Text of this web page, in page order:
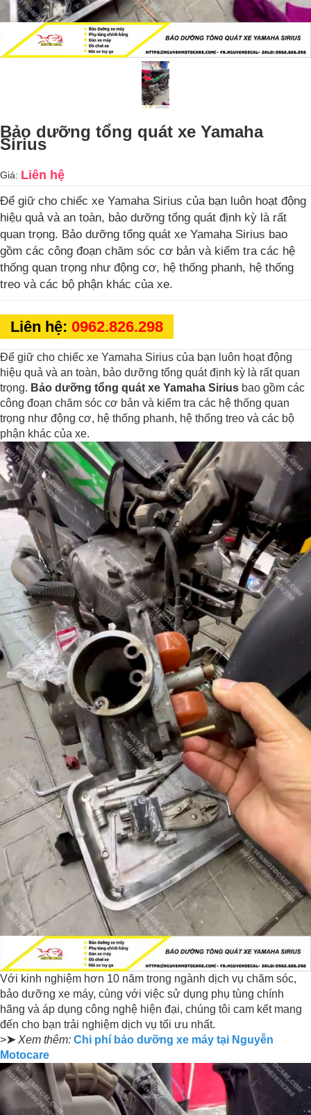
Bảo dưỡng tổng quát xe Yamaha
Sirius
Giá: Liên hệ
Để giữ cho chiếc xe Yamaha Sirius của bạn luôn hoạt động
hiệu quả và an toàn, bảo dưỡng tổng quát định kỳ là rất
quan trọng. Bảo dưỡng tổng quát xe Yamaha Sirius bao
gồm các công đoạn chăm sóc cơ bản và kiểm tra các hệ
thống quan trọng như động cơ, hệ thống phanh, hệ thống
treo và các bộ phận khác của xe.
Liên hệ: 0962.826.298
Để giữ cho chiếc xe Yamaha Sirius của bạn luôn hoạt động
hiệu quả và an toàn, bảo dưỡng tổng quát định kỳ là rất quan
trọng. Bảo dưỡng tổng quát xe Yamaha Sirius bao gồm các
công đoạn chăm sóc cơ bản và kiểm tra các hệ thống quan
trọng như động cơ, hệ thống phanh, hệ thống treo và các bộ
phận khác của xe.
Với kinh nghiệm hơn 10 năm trong ngành dịch vụ chăm sóc,
bảo dưỡng xe máy, cùng với việc sử dụng phụ tùng chính
hãng và áp dụng công nghệ hiện đại, chúng tôi cam kết mang
đến cho bạn trải nghiệm dịch vụ tối ưu nhất.
>➤Xem thêm: Chi phí bảo dưỡng xe máy tại Nguyễn
Motocare